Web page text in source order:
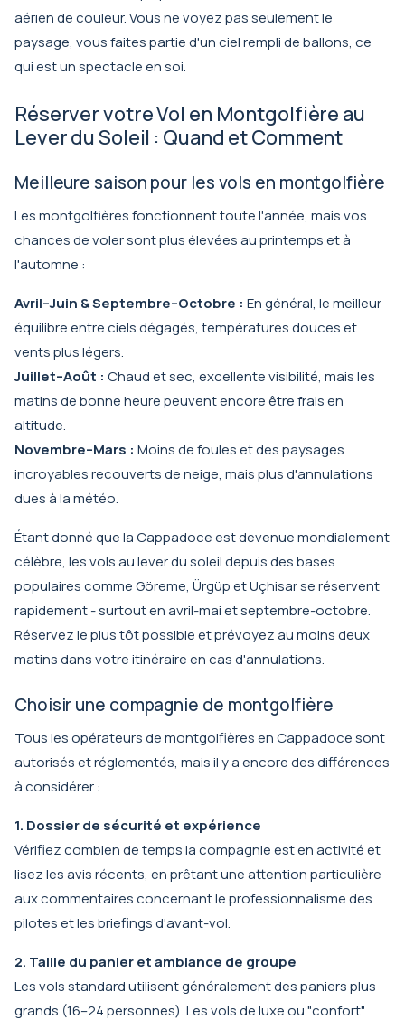
aérien de couleur. Vous ne voyez pas seulement le
paysage, vous faites partie d'un ciel rempli de ballons, ce
qui est un spectacle en soi.
Réserver votre Vol en Montgolfière au
Lever du Soleil : Quand et Comment
Meilleure saison pour les vols en montgolfière
Les montgolfières fonctionnent toute l'année, mais vos
chances de voler sont plus élevées au printemps et à
l'automne :
Avril–Juin & Septembre–Octobre : En général, le meilleur
équilibre entre ciels dégagés, températures douces et
vents plus légers.
Juillet–Août : Chaud et sec, excellente visibilité, mais les
matins de bonne heure peuvent encore être frais en
altitude.
Novembre–Mars : Moins de foules et des paysages
incroyables recouverts de neige, mais plus d'annulations
dues à la météo.
Étant donné que la Cappadoce est devenue mondialement
célèbre, les vols au lever du soleil depuis des bases
populaires comme Göreme, Ürgüp et Uçhisar se réservent
rapidement - surtout en avril-mai et septembre-octobre.
Réservez le plus tôt possible et prévoyez au moins deux
matins dans votre itinéraire en cas d'annulations.
Choisir une compagnie de montgolfière
Tous les opérateurs de montgolfières en Cappadoce sont
autorisés et réglementés, mais il y a encore des différences
à considérer :
1. Dossier de sécurité et expérience
Vérifiez combien de temps la compagnie est en activité et
lisez les avis récents, en prêtant une attention particulière
aux commentaires concernant le professionnalisme des
pilotes et les briefings d'avant-vol.
2. Taille du panier et ambiance de groupe
Les vols standard utilisent généralement des paniers plus
grands (16–24 personnes). Les vols de luxe ou "confort"